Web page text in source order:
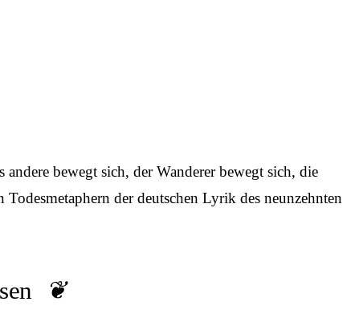
bewegt sich, der Wanderer bewegt sich, die
der deutschen Lyrik des neunzehnten